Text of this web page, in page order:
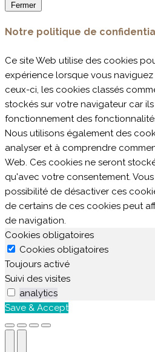
Fermer
Notre politique de
Ce site Web utilise des cookies
expérience lorsque vous naviguez
ceux-ci, les cookies classés
stockés sur votre navigateur car
fonctionnement des
Nous utilisons également des
analyser et à comprendre
Web. Ces cookies ne seront
qu'avec votre consentement.
possibilité de désactiver ces
de certains de ces cookies peut
de navigation.
Cookies obligatoires
Cookies obligatoires
Toujours activé
Suivi des visites
analytics
Save & Accept